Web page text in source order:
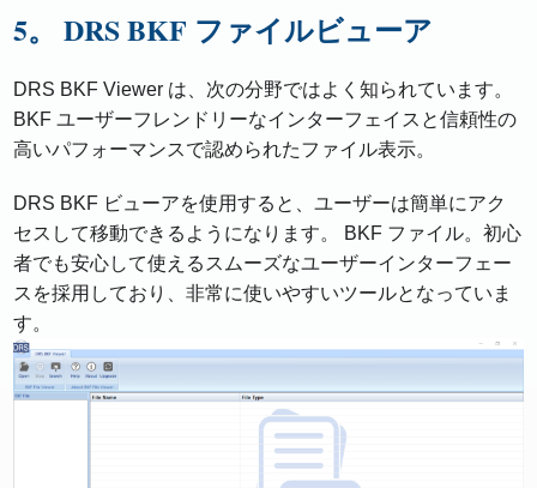
5。 DRS BKF ファイルビューア
DRS BKF Viewer は、次の分野ではよく知られています。
BKF ユーザーフレンドリーなインターフェイスと信頼性の
高いパフォーマンスで認められたファイル表示。
DRS BKF ビューアを使用すると、ユーザーは簡単にアク
セスして移動できるようになります。 BKF ファイル。初心
者でも安心して使えるスムーズなユーザーインターフェー
スを採用しており、非常に使いやすいツールとなっていま
す。